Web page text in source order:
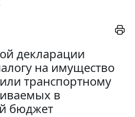
декларации
на имущество
транспортному
в
бюджет